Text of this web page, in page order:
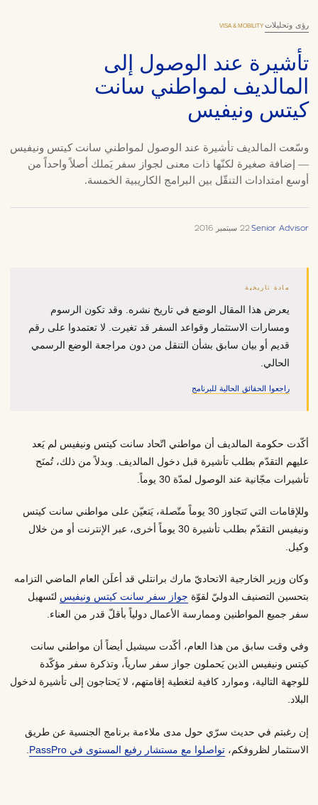
رؤى وتحليلات·
VISA & MOBILITY
تأشيرة عند الوصول إلى
المالديف لمواطني سانت
كيتس ونيفيس
وسّعت المالديف تأشيرة عند الوصول لمواطني سانت كيتس ونيفيس
— إضافة صغيرة لكنّها ذات معنى لجواز سفر يَملك أصلاً واحداً من
أوسع امتدادات التنقّل بين البرامج الكاريبية الخمسة.
Senior Advisor
·22 سبتمبر 2016
مادة تاريخية
يعرض هذا المقال الوضع في تاريخ نشره. وقد تكون الرسوم
ومسارات الاستثمار وقواعد السفر قد تغيرت. لا تعتمدوا على رقم
قديم أو بيان سابق بشأن التنقل من دون مراجعة الوضع الرسمي
الحالي.
راجعوا الحقائق الحالية للبرنامج
أكّدت حكومة المالديف أن مواطني اتّحاد سانت كيتس ونيفيس لم يَعد
عليهم التقدّم بطلب تأشيرة قبل دخول المالديف. وبدلاً من ذلك، تُمنَح
تأشيرات مجّانية عند الوصول لمدّة 30 يوماً.
وللإقامات التي تَتجاوز 30 يوماً متّصلة، يَتعيّن على مواطني سانت كيتس
ونيفيس التقدّم بطلب تأشيرة 30 يوماً أخرى، عبر الإنترنت أو من خلال
وكيل.
وكان وزير الخارجية الاتحاديّ مارك برانتلي قد أعلَن العام الماضي التزامه
بتحسين التصنيف الدوليّ لقوّة جواز سفر سانت كيتس ونيفيس لتَسهيل
سفر جميع المواطنين وممارسة الأعمال دولياً بأقلّ قدر من العناء.
وفي وقت سابق من هذا العام، أكّدت سيشيل أيضاً أن مواطني سانت
كيتس ونيفيس الذين يَحملون جواز سفر سارياً، وتذكرة سفر مؤكّدة
للوجهة التالية، وموارد كافية لتغطية إقامتهم، لا يَحتاجون إلى تأشيرة لدخول
البلاد.
إن رغبتم في حديث سرّي حول مدى ملاءمة برنامج الجنسية عن طريق
الاستثمار لظروفكم،تواصلوا مع مستشار رفيع المستوى في PassPro